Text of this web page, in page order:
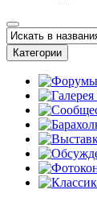
Категории